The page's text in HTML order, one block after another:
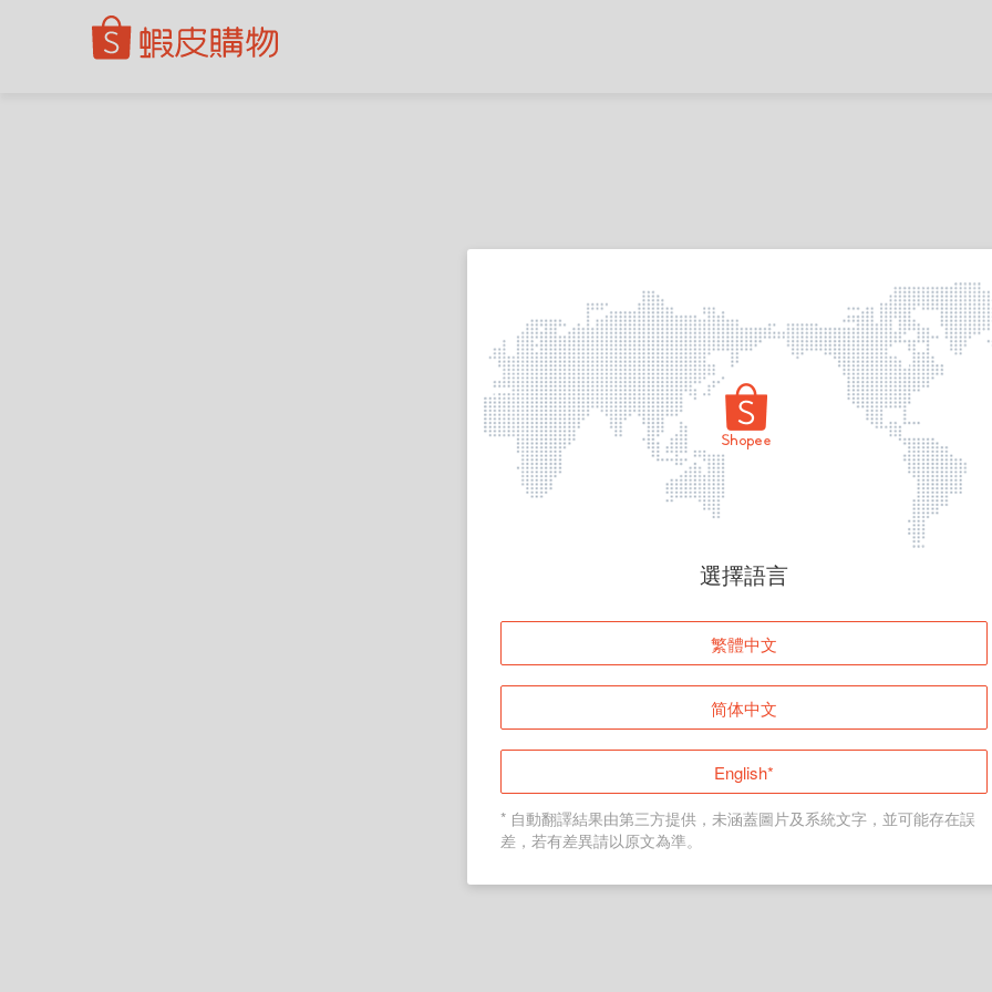
頁面無法顯示
登入
返回首頁
選擇語言
繁體中文
简体中文
English*
* 自動翻譯結果由第三方提供，未涵蓋圖片及系統文字，並可能存在誤
差，若有差異請以原文為準。